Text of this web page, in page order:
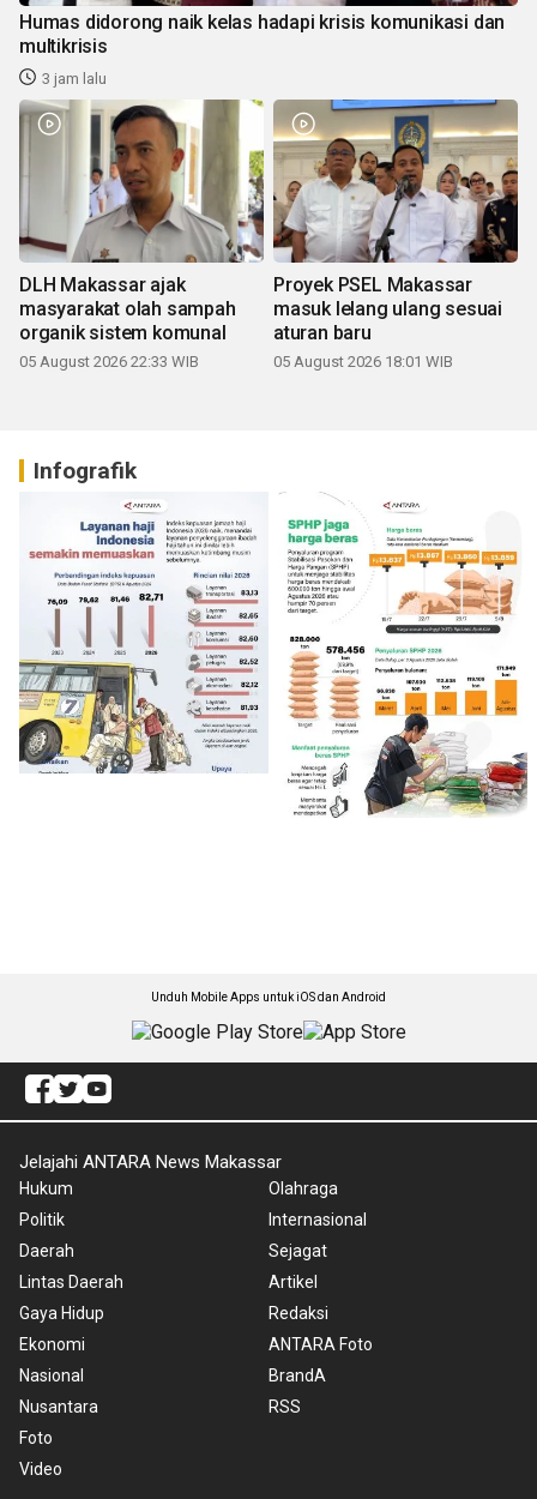
Humas didorong naik kelas hadapi krisis komunikasi dan
multikrisis
3 jam lalu
DLH Makassar ajak
masyarakat olah sampah
organik sistem komunal
05 August 2026 22:33 WIB
Proyek PSEL Makassar
masuk lelang ulang sesuai
aturan baru
05 August 2026 18:01 WIB
Infografik
Unduh Mobile Apps untuk iOS dan Android
Jelajahi ANTARA News Makassar
Hukum
Politik
Daerah
Lintas Daerah
Gaya Hidup
Ekonomi
Nasional
Nusantara
Foto
Video
Olahraga
Internasional
Sejagat
Artikel
Redaksi
ANTARA Foto
BrandA
RSS